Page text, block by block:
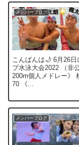
メンバーブログ
こんばんは🌙 6月26
プ水泳大会2022 （非
200m個人メドレー》
70 《...
メンバーブログ